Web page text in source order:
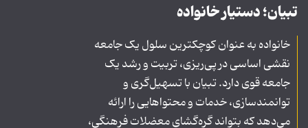
تبیان؛ دستیار خانواده
خانواده به عنوان کوچکترین سلول یک جامعه
نقشی اساسی در پی‌ریزی، تربیت و رشد یک
جامعه قوی دارد. تبیان با تسهیل‌گری و
توانمندسازی، خدمات و محتواهایی را ارائه
می‌دهد که بتواند گره‌گشای معضلات فرهنگی،